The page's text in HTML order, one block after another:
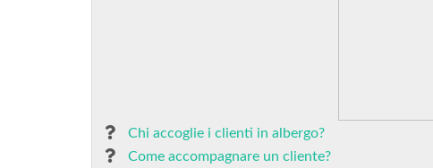
Chi accoglie i clienti in albergo?
Come accompagnare un cliente?